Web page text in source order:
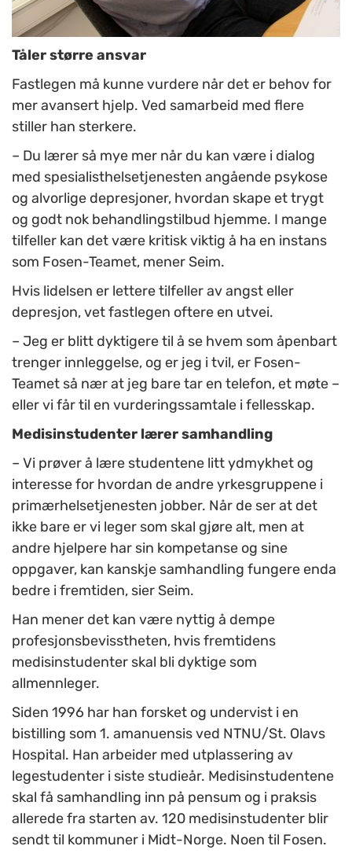
Tåler større ansvar
Fastlegen må kunne vurdere når det er behov for
mer avansert hjelp. Ved samarbeid med flere
stiller han sterkere.
– Du lærer så mye mer når du kan være i dialog
med spesialisthelsetjenesten angående psykose
og alvorlige depresjoner, hvordan skape et trygt
og godt nok behandlingstilbud hjemme. I mange
tilfeller kan det være kritisk viktig å ha en instans
som Fosen-Teamet, mener Seim.
Hvis lidelsen er lettere tilfeller av angst eller
depresjon, vet fastlegen oftere en utvei.
– Jeg er blitt dyktigere til å se hvem som åpenbart
trenger innleggelse, og er jeg i tvil, er Fosen-
Teamet så nær at jeg bare tar en telefon, et møte –
eller vi får til en vurderingssamtale i fellesskap.
Medisinstudenter lærer samhandling
– Vi prøver å lære studentene litt ydmykhet og
interesse for hvordan de andre yrkesgruppene i
primærhelsetjenesten jobber. Når de ser at det
ikke bare er vi leger som skal gjøre alt, men at
andre hjelpere har sin kompetanse og sine
oppgaver, kan kanskje samhandling fungere enda
bedre i fremtiden, sier Seim.
Han mener det kan være nyttig å dempe
profesjonsbevisstheten, hvis fremtidens
medisinstudenter skal bli dyktige som
allmennleger.
Siden 1996 har han forsket og undervist i en
bistilling som 1. amanuensis ved NTNU/St. Olavs
Hospital. Han arbeider med utplassering av
legestudenter i siste studieår. Medisinstudentene
skal få samhandling inn på pensum og i praksis
allerede fra starten av. 120 medisinstudenter blir
sendt til kommuner i Midt-Norge. Noen til Fosen.